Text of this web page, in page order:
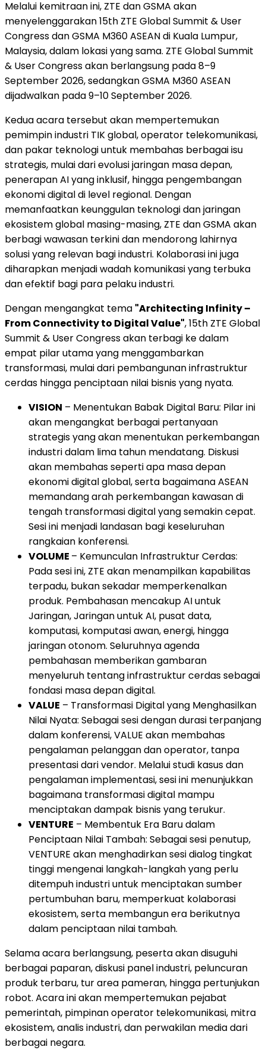
Melalui kemitraan ini, ZTE dan GSMA akan
menyelenggarakan 15th ZTE Global Summit & User
Congress dan GSMA M360 ASEAN di Kuala Lumpur,
Malaysia, dalam lokasi yang sama. ZTE Global Summit
& User Congress akan berlangsung pada 8–9
September 2026, sedangkan GSMA M360 ASEAN
dijadwalkan pada 9–10 September 2026.
Kedua acara tersebut akan mempertemukan
pemimpin industri TIK global, operator telekomunikasi,
dan pakar teknologi untuk membahas berbagai isu
strategis, mulai dari evolusi jaringan masa depan,
penerapan AI yang inklusif, hingga pengembangan
ekonomi digital di level regional. Dengan
memanfaatkan keunggulan teknologi dan jaringan
ekosistem global masing-masing, ZTE dan GSMA akan
berbagi wawasan terkini dan mendorong lahirnya
solusi yang relevan bagi industri. Kolaborasi ini juga
diharapkan menjadi wadah komunikasi yang terbuka
dan efektif bagi para pelaku industri.
Dengan mengangkat tema "Architecting Infinity –
From Connectivity to Digital Value", 15th ZTE Global
Summit & User Congress akan terbagi ke dalam
empat pilar utama yang menggambarkan
transformasi, mulai dari pembangunan infrastruktur
cerdas hingga penciptaan nilai bisnis yang nyata.
VISION – Menentukan Babak Digital Baru: Pilar ini
akan mengangkat berbagai pertanyaan
strategis yang akan menentukan perkembangan
industri dalam lima tahun mendatang. Diskusi
akan membahas seperti apa masa depan
ekonomi digital global, serta bagaimana ASEAN
memandang arah perkembangan kawasan di
tengah transformasi digital yang semakin cepat.
Sesi ini menjadi landasan bagi keseluruhan
rangkaian konferensi.
VOLUME – Kemunculan Infrastruktur Cerdas:
Pada sesi ini, ZTE akan menampilkan kapabilitas
terpadu, bukan sekadar memperkenalkan
produk. Pembahasan mencakup AI untuk
Jaringan, Jaringan untuk AI, pusat data,
komputasi, komputasi awan, energi, hingga
jaringan otonom. Seluruhnya agenda
pembahasan memberikan gambaran
menyeluruh tentang infrastruktur cerdas sebagai
fondasi masa depan digital.
VALUE – Transformasi Digital yang Menghasilkan
Nilai Nyata: Sebagai sesi dengan durasi terpanjang
dalam konferensi, VALUE akan membahas
pengalaman pelanggan dan operator, tanpa
presentasi dari vendor. Melalui studi kasus dan
pengalaman implementasi, sesi ini menunjukkan
bagaimana transformasi digital mampu
menciptakan dampak bisnis yang terukur.
VENTURE – Membentuk Era Baru dalam
Penciptaan Nilai Tambah: Sebagai sesi penutup,
VENTURE akan menghadirkan sesi dialog tingkat
tinggi mengenai langkah-langkah yang perlu
ditempuh industri untuk menciptakan sumber
pertumbuhan baru, memperkuat kolaborasi
ekosistem, serta membangun era berikutnya
dalam penciptaan nilai tambah.
Selama acara berlangsung, peserta akan disuguhi
berbagai paparan, diskusi panel industri, peluncuran
produk terbaru, tur area pameran, hingga pertunjukan
robot. Acara ini akan mempertemukan pejabat
pemerintah, pimpinan operator telekomunikasi, mitra
ekosistem, analis industri, dan perwakilan media dari
berbagai negara.